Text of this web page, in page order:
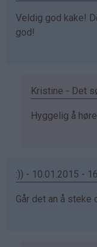
Veldig god kake!
god!
Kristine - Det
Som
:)
bekreftet)
Hyggelig å
:)) - 10.01.2015 -
Går det an å steke